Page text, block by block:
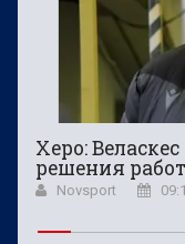
Херо:
решения
Novsport